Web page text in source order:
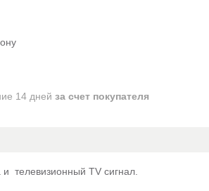
14 дней за счет покупателя
телевизионный TV сигнал.